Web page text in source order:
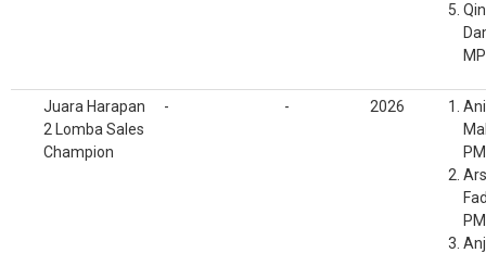
Juara Harapan
2 Lomba Sales
Champion
- - 2026